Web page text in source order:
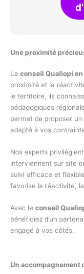
Une proximité
Leconseil Qualiopi
proximité et la
le territoire, ils
pédagogiques
permet de proposer
adapté à vos
Nos experts
interviennent sur site
suivi efficace et
favorise la réactivité,
Avec leconseil
bénéficiez d’un
engagé à vos côtés.
Un accompagnement